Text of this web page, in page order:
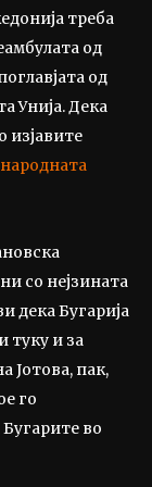
треба
од
од
Унија. Дека
изјавите
со нејзината
дека Бугарија
туку и за
Јотова, пак,
го
во